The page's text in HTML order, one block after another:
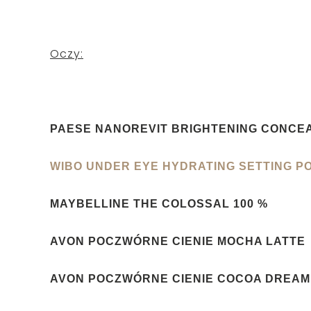
Oczy:
PAESE NANOREVIT BRIGHTENING
WIBO UNDER EYE HYDRATING SETTING
MAYBELLINE THE COLOSSAL 100 %
AVON POCZWÓRNE CIENIE MOCHA LATTE
AVON POCZWÓRNE CIENIE COCOA DREAM